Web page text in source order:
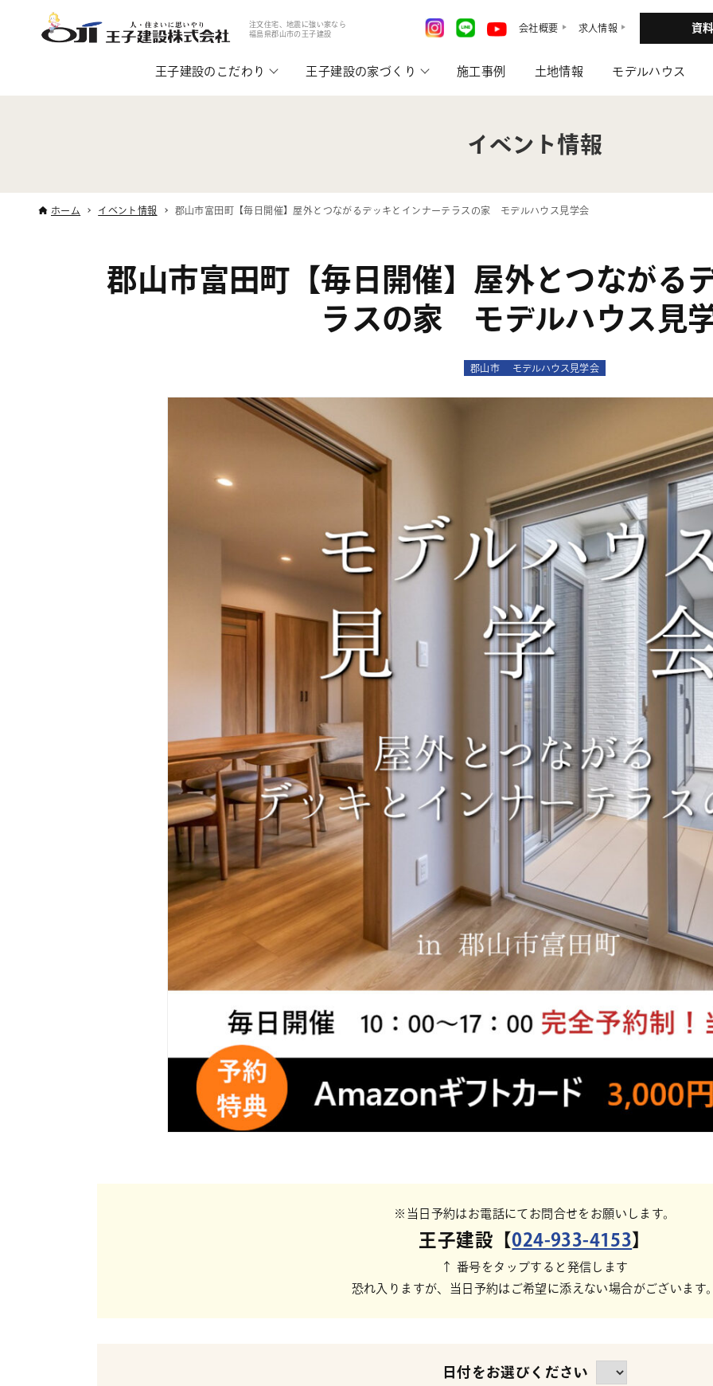
注文住宅、地震に強い家なら
福島県郡山市の王子建設
会社概要 求人情報 資
王子建設のこだわり 王子建設の家づくり 施工事例 土地情報 モデルハウス
イベント情報
ホーム イベント情報 郡山市富田町【毎日開催】屋外とつながるデッキとインナーテラスの家 モデルハウス見学会
郡山市富田町【毎日開催】屋外とつながる
ラスの家 モデルハウス見
郡山市 モデルハウス見学会
※当日予約はお電話にてお問合せをお願いします。
王子建設【024-933-4153】
↑ 番号をタップすると発信します
恐れ入りますが、当日予約はご希望に添えない場合がございます
日付をお選びください